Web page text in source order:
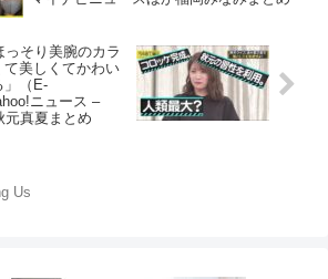
っそり美腕のカラ
美しくてかわい
」（E-
ニュース –
元真夏まとめ
Us